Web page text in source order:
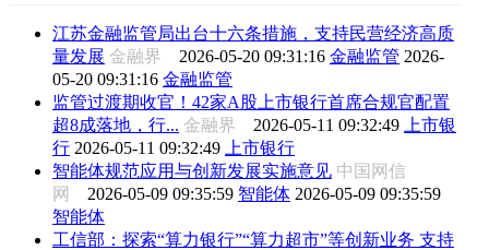
江苏金融监管局出台十六条措施，支持民营经济高质
量发展 金融界 2026-05-20 09:31:16 金融监管 2026-
05-20 09:31:16 金融监管
监管过渡期收官！42家A股上市银行首席合规官配置
超8成落地，行... 金融界 2026-05-11 09:32:49
上市银
行 2026-05-11 09:32:49
上市银行
智能体规范应用与创新发展实施意见 中国网信
网 2026-05-09 09:35:59 智能体 2026-05-09 09:35:59
智能体
工信部：探索“算力银行”“算力超市”等创新业务 支持